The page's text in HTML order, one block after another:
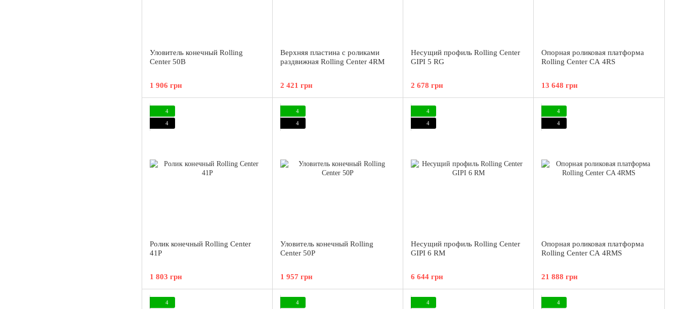
Уловитель конечный Rolling
Center 50B
1 906 грн
Верхняя пластина с роликами
раздвижная Rolling Center 4RM
2 421 грн
Несущий профиль Rolling Center
GIPI 5 RG
2 678 грн
Опорная роликовая платформа
Rolling Center CA 4RS
13 648 грн
4
4
Ролик конечный Rolling Center
41P
1 803 грн
4
4
Уловитель конечный Rolling
Center 50P
1 957 грн
4
4
Несущий профиль Rolling Center
GIPI 6 RM
6 644 грн
4
4
Опорная роликовая платформа
Rolling Center CA 4RMS
21 888 грн
4
4
4
4